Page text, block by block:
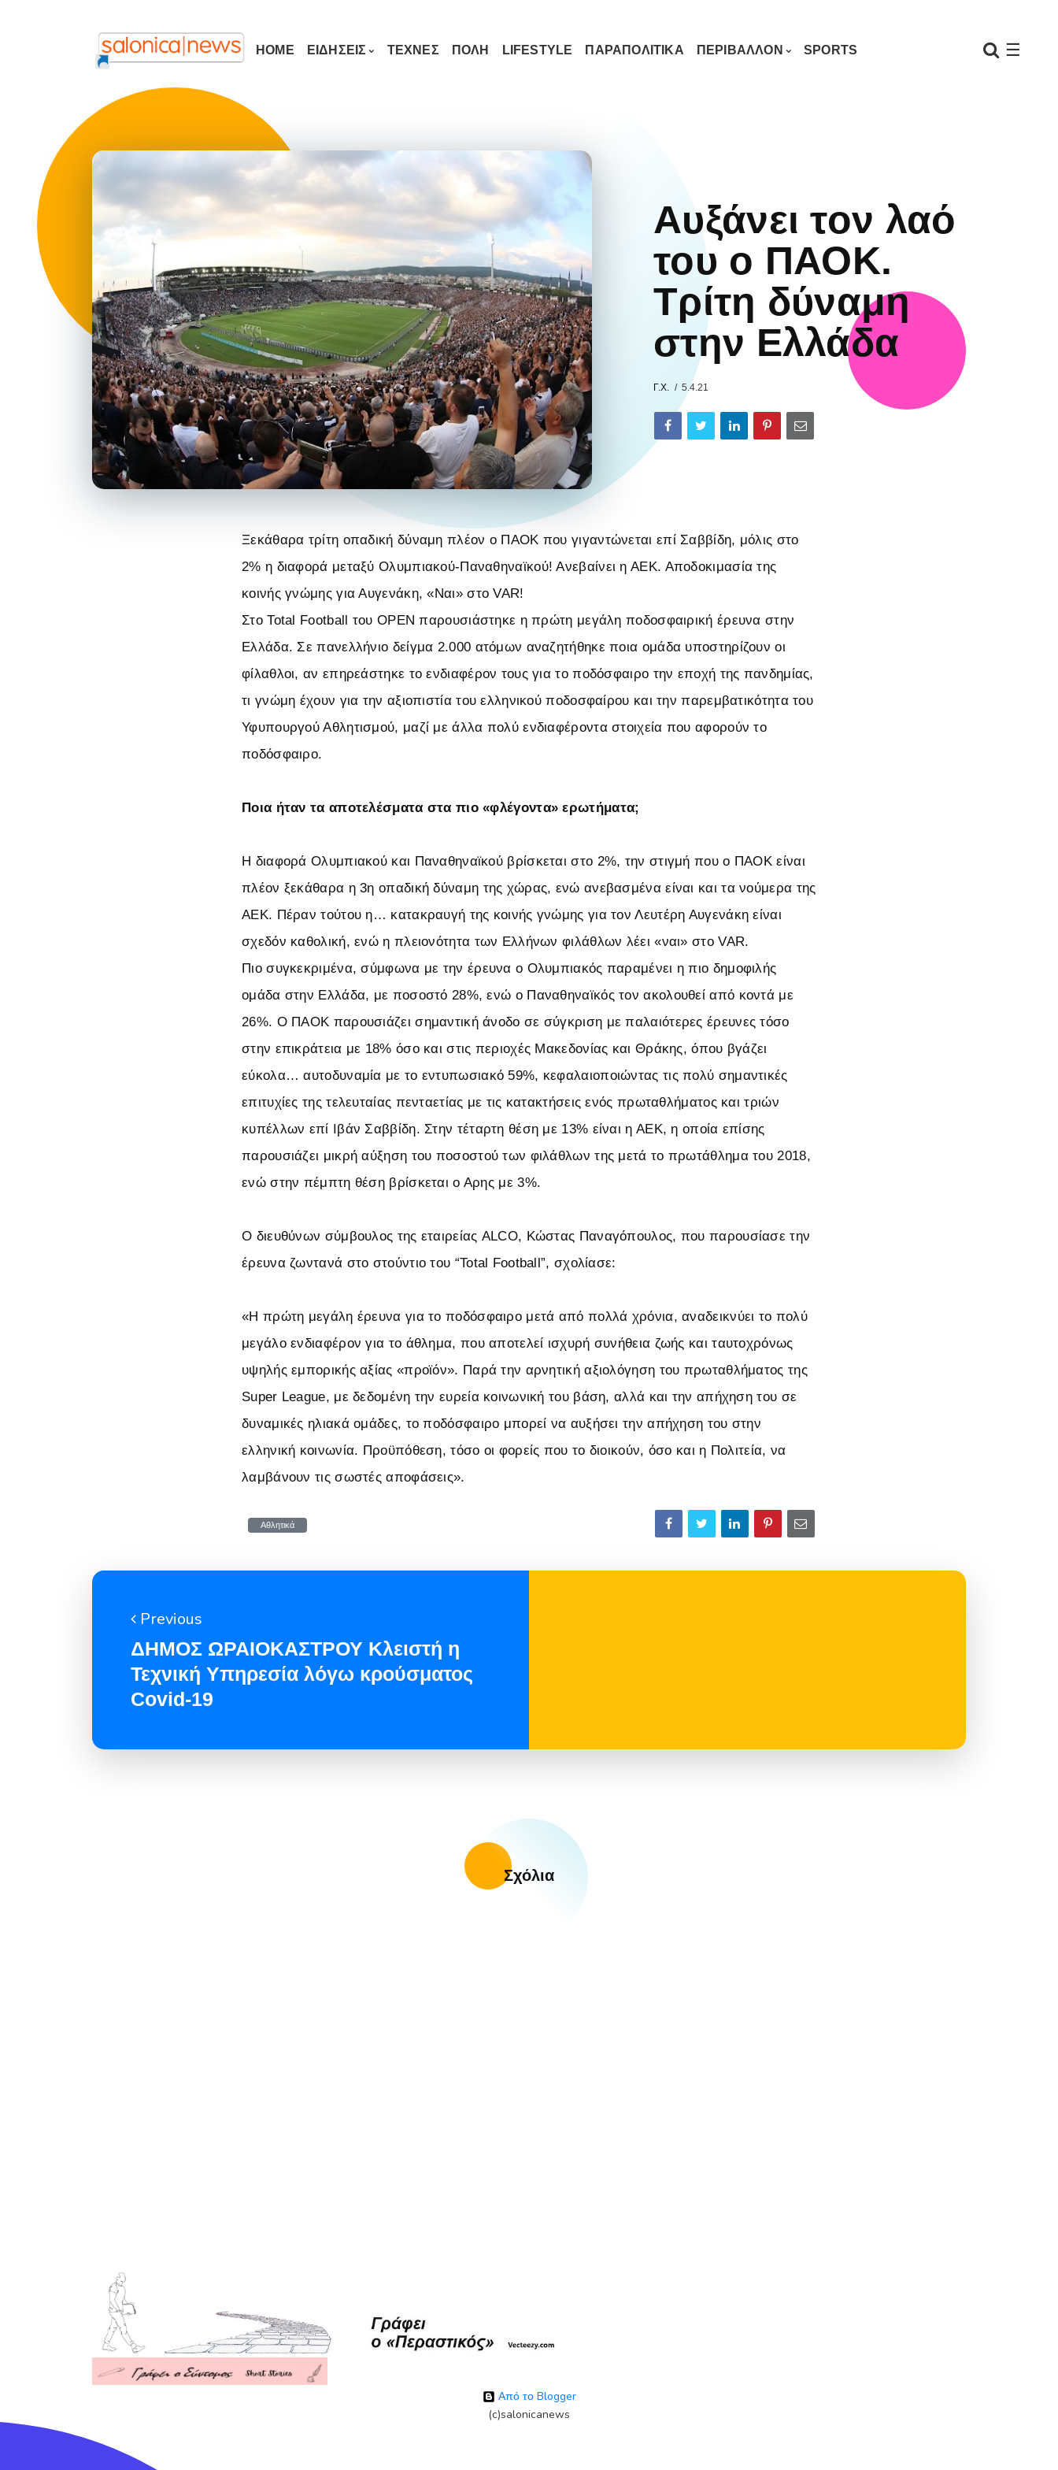
☰
HOME ΕΙΔΗΣΕΙΣ ΤΕΧΝΕΣ ΠΟΛΗ LIFESTYLE ΠΑΡΑΠΟΛΙΤΙΚΑ ΠΕΡΙΒΑΛΛΟΝ SPORTS
Aυξάνει τον λαό
του ο ΠΑΟΚ.
Τρίτη δύναμη
στην Ελλάδα
Γ.Χ. 5.4.21
Ξεκάθαρα τρίτη οπαδική δύναμη πλέον ο ΠΑΟΚ που γιγαντώνεται επί Σαββίδη, μόλις στο
2% η διαφορά μεταξύ Ολυμπιακού-Παναθηναϊκού! Ανεβαίνει η ΑΕΚ. Αποδοκιμασία της
κοινής γνώμης για Αυγενάκη, «Ναι» στο VAR!
Στο Total Football του OPEN παρουσιάστηκε η πρώτη μεγάλη ποδοσφαιρική έρευνα στην
Ελλάδα. Σε πανελλήνιο δείγμα 2.000 ατόμων αναζητήθηκε ποια ομάδα υποστηρίζουν οι
φίλαθλοι, αν επηρεάστηκε το ενδιαφέρον τους για το ποδόσφαιρο την εποχή της πανδημίας,
τι γνώμη έχουν για την αξιοπιστία του ελληνικού ποδοσφαίρου και την παρεμβατικότητα του
Υφυπουργού Αθλητισμού, μαζί με άλλα πολύ ενδιαφέροντα στοιχεία που αφορούν το
ποδόσφαιρο.
Ποια ήταν τα αποτελέσματα στα πιο «φλέγοντα» ερωτήματα;
Η διαφορά Ολυμπιακού και Παναθηναϊκού βρίσκεται στο 2%, την στιγμή που ο ΠΑΟΚ είναι
πλέον ξεκάθαρα η 3η οπαδική δύναμη της χώρας, ενώ ανεβασμένα είναι και τα νούμερα της
ΑΕΚ. Πέραν τούτου η… κατακραυγή της κοινής γνώμης για τον Λευτέρη Αυγενάκη είναι
σχεδόν καθολική, ενώ η πλειονότητα των Ελλήνων φιλάθλων λέει «ναι» στο VAR.
Πιο συγκεκριμένα, σύμφωνα με την έρευνα ο Ολυμπιακός παραμένει η πιο δημοφιλής
ομάδα στην Ελλάδα, με ποσοστό 28%, ενώ ο Παναθηναϊκός τον ακολουθεί από κοντά με
26%. Ο ΠΑΟΚ παρουσιάζει σημαντική άνοδο σε σύγκριση με παλαιότερες έρευνες τόσο
στην επικράτεια με 18% όσο και στις περιοχές Μακεδονίας και Θράκης, όπου βγάζει
εύκολα… αυτοδυναμία με το εντυπωσιακό 59%, κεφαλαιοποιώντας τις πολύ σημαντικές
επιτυχίες της τελευταίας πενταετίας με τις κατακτήσεις ενός πρωταθλήματος και τριών
κυπέλλων επί Ιβάν Σαββίδη. Στην τέταρτη θέση με 13% είναι η ΑΕΚ, η οποία επίσης
παρουσιάζει μικρή αύξηση του ποσοστού των φιλάθλων της μετά το πρωτάθλημα του 2018,
ενώ στην πέμπτη θέση βρίσκεται ο Αρης με 3%.
Ο διευθύνων σύμβουλος της εταιρείας ALCO, Κώστας Παναγόπουλος, που παρουσίασε την
έρευνα ζωντανά στο στούντιο του “Total Football”, σχολίασε:
«Η πρώτη μεγάλη έρευνα για το ποδόσφαιρο μετά από πολλά χρόνια, αναδεικνύει το πολύ
μεγάλο ενδιαφέρον για το άθλημα, που αποτελεί ισχυρή συνήθεια ζωής και ταυτοχρόνως
υψηλής εμπορικής αξίας «προϊόν». Παρά την αρνητική αξιολόγηση του πρωταθλήματος της
Super League, με δεδομένη την ευρεία κοινωνική του βάση, αλλά και την απήχηση του σε
δυναμικές ηλιακά ομάδες, το ποδόσφαιρο μπορεί να αυξήσει την απήχηση του στην
ελληνική κοινωνία. Προϋπόθεση, τόσο οι φορείς που το διοικούν, όσο και η Πολιτεία, να
λαμβάνουν τις σωστές αποφάσεις».
Αθλητικά
Previous
ΔΗΜΟΣ ΩΡΑΙΟΚΑΣΤΡΟΥ Κλειστή η
Τεχνική Υπηρεσία λόγω κρούσματος
Covid-19
Σχόλια
Από το Blogger
(c)salonicanews